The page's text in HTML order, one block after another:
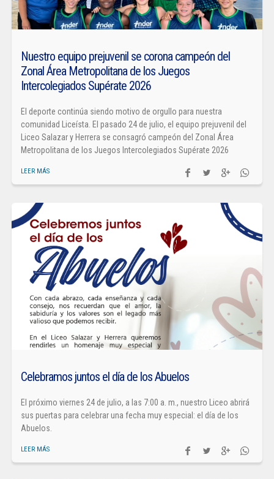
Nuestro equipo prejuvenil se corona campeón del
Zonal Área Metropolitana de los Juegos
Intercolegiados Supérate 2026
El deporte continúa siendo motivo de orgullo para nuestra
comunidad Liceísta. El pasado 24 de julio, el equipo prejuvenil del
Liceo Salazar y Herrera se consagró campeón del Zonal Área
Metropolitana de los Juegos Intercolegiados Supérate 2026
LEER MÁS
Celebramos juntos el día de los Abuelos
El próximo viernes 24 de julio, a las 7:00 a. m., nuestro Liceo abrirá
sus puertas para celebrar una fecha muy especial: el día de los
Abuelos.
LEER MÁS